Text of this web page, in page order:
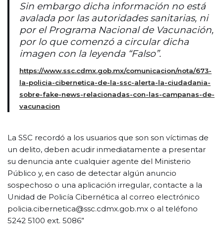
Sin embargo dicha información no está
avalada por las autoridades sanitarias, ni
por el Programa Nacional de Vacunación,
por lo que comenzó a circular dicha
imagen con la leyenda “Falso”.
https://www.ssc.cdmx.gob.mx/comunicacion/nota/673-
la-policia-cibernetica-de-la-ssc-alerta-la-ciudadania-
sobre-fake-news-relacionadas-con-las-campanas-de-
vacunacion
La SSC recordó a los usuarios que son son víctimas de
un delito, deben acudir inmediatamente a presentar
su denuncia ante cualquier agente del Ministerio
Público y, en caso de detectar algún anuncio
sospechoso o una aplicación irregular, contacte a la
Unidad de Policía Cibernética al correo electrónico
policia.cibernetica@ssc.cdmx.gob.mx o al teléfono
5242 5100 ext. 5086”